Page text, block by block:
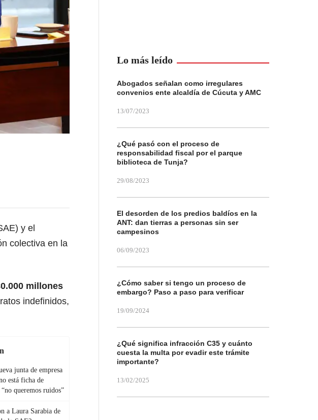
y el
colectiva en la
millones
indefinidos,
junta de empresa
está ficha de
queremos ruidos”
a Laura Sarabia de
Lo más leído
Abogados señalan como irregulares
convenios ente alcaldía de Cúcuta y AMC
13/07/2023
¿Qué pasó con el proceso de
responsabilidad fiscal por el parque
biblioteca de Tunja?
29/08/2023
El desorden de los predios baldíos en la
ANT: dan tierras a personas sin ser
campesinos
06/09/2023
¿Cómo saber si tengo un proceso de
embargo? Paso a paso para verificar
19/09/2024
¿Qué significa infracción C35 y cuánto
cuesta la multa por evadir este trámite
importante?
13/02/2025